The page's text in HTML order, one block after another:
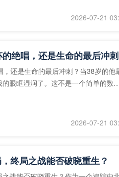
2026-07-21
绝唱，还是生命的最后冲刺
还是生命的最后冲刺？当38岁的他
眼眶湿润了。这不是一个简单的数
2026-07-21
终局之战能否破晓重生？